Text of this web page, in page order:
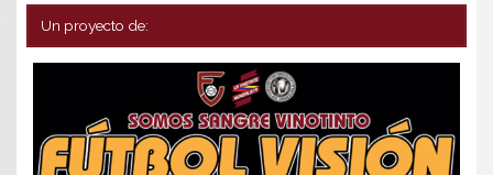
Un proyecto de: